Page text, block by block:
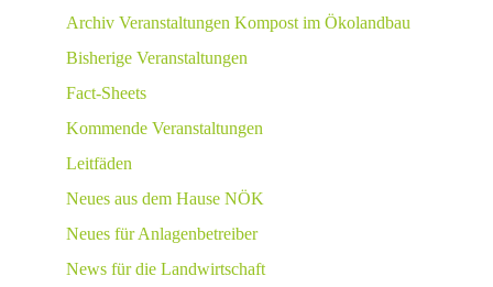
Archiv Veranstaltungen Kompost im Ökolandbau
Bisherige Veranstaltungen
Fact-Sheets
Kommende Veranstaltungen
Leitfäden
Neues aus dem Hause NÖK
Neues für Anlagenbetreiber
News für die Landwirtschaft